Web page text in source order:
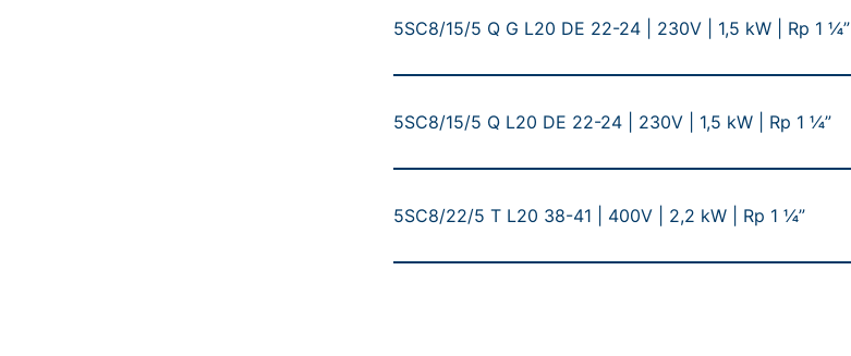
5SC8/15/5 Q G L20 DE 22-24 | 230V | 1,5 kW | Rp 1 ¼”
5SC8/15/5 Q L20 DE 22-24 | 230V | 1,5 kW | Rp 1 ¼”
5SC8/22/5 T L20 38-41 | 400V | 2,2 kW | Rp 1 ¼”